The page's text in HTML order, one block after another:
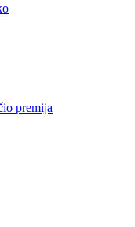
premija